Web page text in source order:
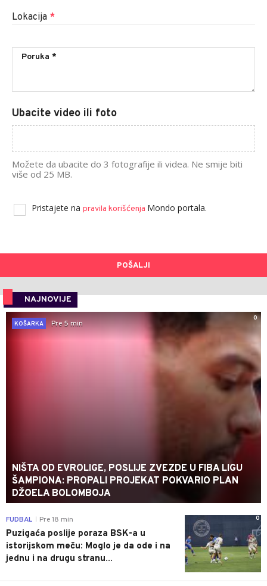
Lokacija *
Ubacite video ili foto
Možete da ubacite do 3 fotografije ili videa. Ne smije biti
više od 25 MB.
Pristajete na pravila korišćenja Mondo portala.
POŠALJI
NAJNOVIJE
0
KOŠARKA
Pre 5 min
NIŠTA OD EVROLIGE, POSLIJE ZVEZDE U FIBA LIGU
ŠAMPIONA: PROPALI PROJEKAT POKVARIO PLAN
DŽOELA BOLOMBOJA
0
FUDBAL Pre 18 min
Puzigaća poslije poraza BSK-a u
istorijskom meču: Moglo je da ode i na
jednu i na drugu stranu...